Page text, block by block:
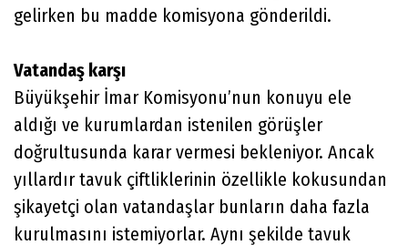
gelirken bu madde komisyona gönderildi.
Vatandaş karşı
Büyükşehir İmar Komisyonu’nun konuyu ele
aldığı ve kurumlardan istenilen görüşler
doğrultusunda karar vermesi bekleniyor. Ancak
yıllardır tavuk çiftliklerinin özellikle kokusundan
şikayetçi olan vatandaşlar bunların daha fazla
kurulmasını istemiyorlar. Aynı şekilde tavuk